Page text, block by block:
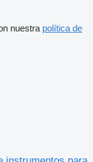
nuestra política de